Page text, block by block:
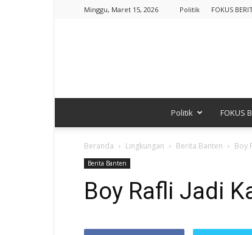
Minggu, Maret 15, 2026 Politik FOKUS
Politik FOKUS
Beranda Lingkungan Berita Banten Boy
Berita Banten
Boy Rafli Jadi